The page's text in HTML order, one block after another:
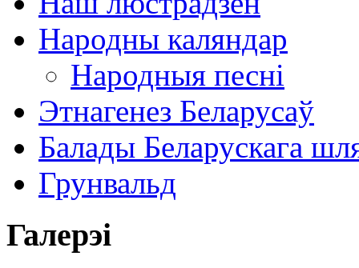
Народны каляндар
Народныя песні
Этнагенез Беларусаў
Балады Беларускага
Грунвальд
Галерэі